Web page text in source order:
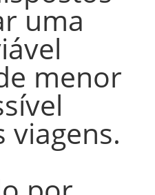
uma
menor
viagens.